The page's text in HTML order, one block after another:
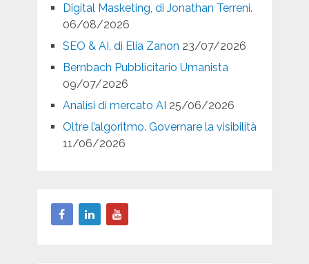
Digital Masketing, di Jonathan Terreni.
06/08/2026
SEO & AI, di Elia Zanon 23/07/2026
Bernbach Pubblicitario Umanista
09/07/2026
Analisi di mercato AI 25/06/2026
Oltre l’algoritmo. Governare la visibilità
11/06/2026